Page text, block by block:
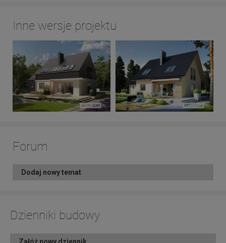
Inne wersje projektu
Forum
Dodaj nowy temat
Dzienniki budowy
Załóż nowy dziennik